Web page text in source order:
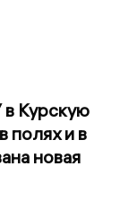
Курскую
полях и в
новая